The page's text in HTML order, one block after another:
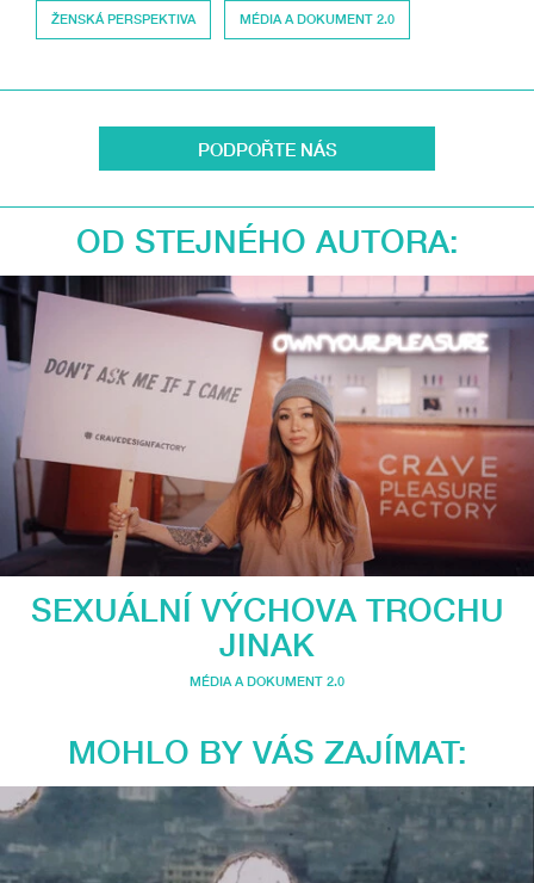
ŽENSKÁ PERSPEKTIVA MÉDIA A DOKUMENT 2.0
PODPOŘTE NÁS
OD STEJNÉHO AUTORA:
SEXUÁLNÍ VÝCHOVA TROCHU
JINAK
MÉDIA A DOKUMENT 2.0
MOHLO BY VÁS ZAJÍMAT: